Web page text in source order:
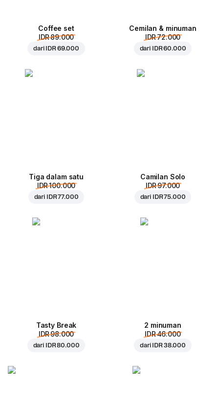
Coffee set
IDR 89.000
dari IDR 69.000
Cemilan & minuman
IDR 72.000
dari IDR 60.000
Tiga dalam satu
IDR 100.000
dari IDR 77.000
Camilan Solo
IDR 97.000
dari IDR 75.000
Tasty Break
IDR 98.000
dari IDR 80.000
2 minuman
IDR 46.000
dari IDR 38.000